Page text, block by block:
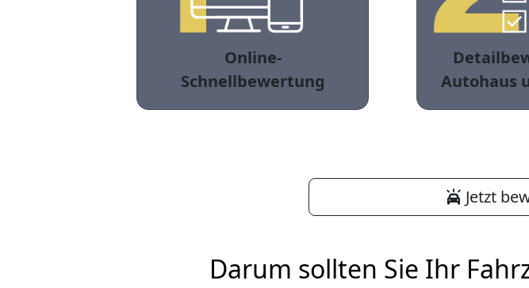
Online-
Schnellbewertung
Autohaus
Jetzt
Darum sollten Sie Ihr